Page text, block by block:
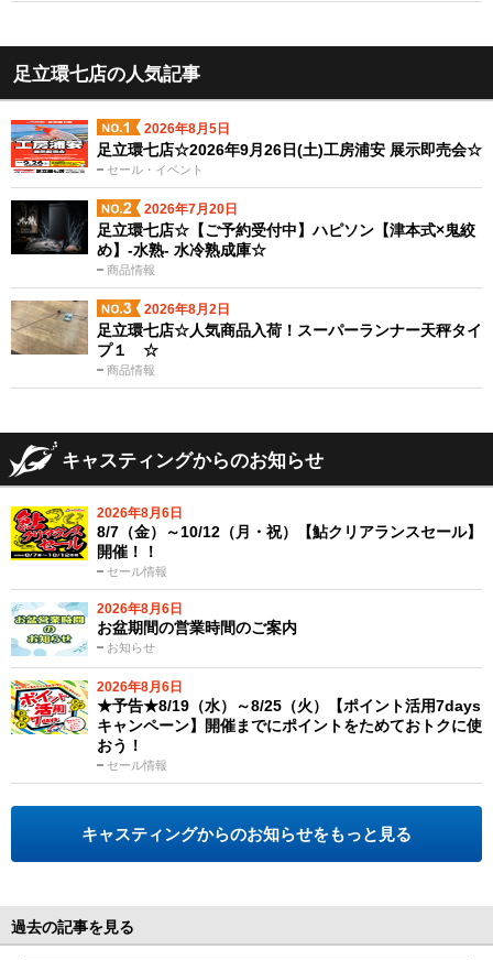
足立環七店の人気記事
2026年8月5日
セール・イベント
足立環七店☆2026年9月26日(土)工房浦安 展示即売会☆
2026年7月20日
商品情報
足立環七店☆【ご予約受付中】ハピソン【津本式×鬼絞
め】-水熟- 水冷熟成庫☆
2026年8月2日
商品情報
足立環七店☆人気商品入荷！スーパーランナー天秤タイ
プ１ ☆
キャスティングからのお知らせ
2026年8月6日
セール情報
8/7（金）～10/12（月・祝）【鮎クリアランスセール】
開催！！
2026年8月6日
お知らせ
お盆期間の営業時間のご案内
2026年8月6日
セール情報
★予告★8/19（水）～8/25（火）【ポイント活用7days
キャンペーン】開催までにポイントをためておトクに使
おう！
キャスティングからのお知らせをもっと見る
過去の記事を見る